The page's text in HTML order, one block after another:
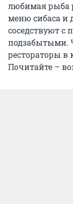
любимая рыба
меню сибаса и
соседствуют с
подзабытыми.
рестораторы в
Почитайте –